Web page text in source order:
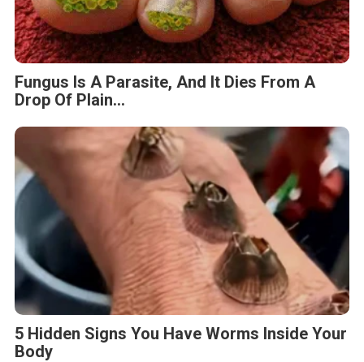
Fungus Is A Parasite, And It Dies From A
Drop Of Plain...
5 Hidden Signs You Have Worms Inside Your
Body